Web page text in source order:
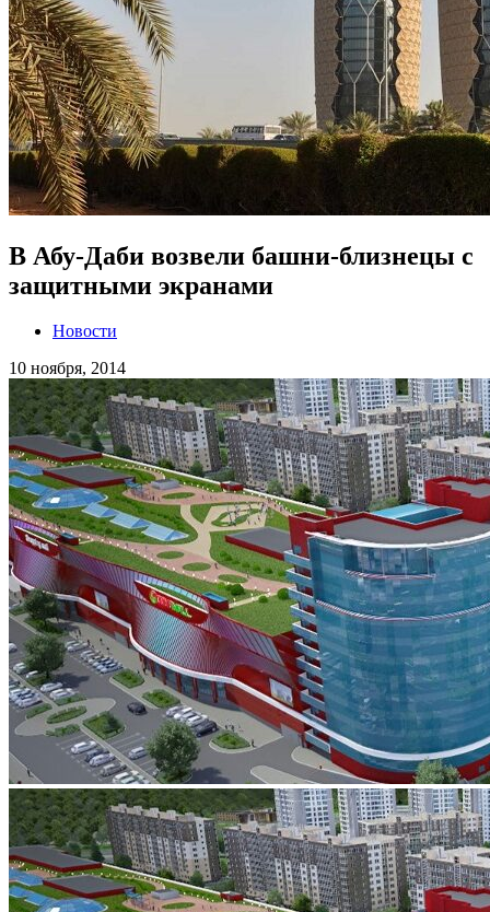
В Абу-Даби возвели башни-близнецы с
защитными экранами
Новости
10 ноября, 2014